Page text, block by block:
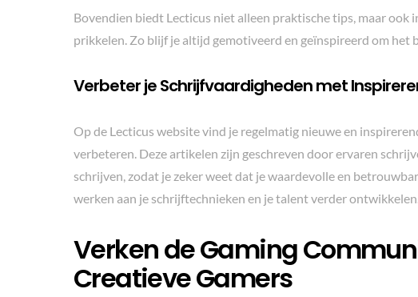
Bovendien biedt Lecticus niet alleen praktische tips, maar
prikkelen. Zo blijf je altijd gemotiveerd en geïnspireerd om het
Verbeter je Schrijfvaardigheden met
Op de Lecticus website vind je regelmatig nieuwe en
verbeteren. Deze artikelen zijn geschreven door ervaren
schrijven, zodat je zeker weet dat je waardevolle en
werken aan je schrijftechnieken en je talent verder
Verken de Gaming
Creatieve Gamers